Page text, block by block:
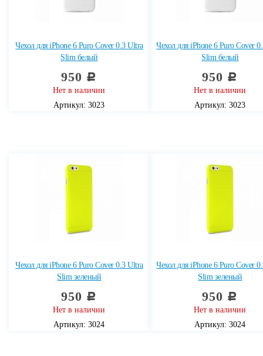
Чехол для iPhone 6 Puro Cover 0.3 Ultra
Slim белый
950 c
Нет в наличии
Артикул: 3023
Чехол для iPhone 6 Puro Cover
Slim белый
950 c
Нет в наличии
Артикул: 3023
Чехол для iPhone 6 Puro Cover 0.3 Ultra
Slim зеленый
950 c
Нет в наличии
Артикул: 3024
Чехол для iPhone 6 Puro Cover
Slim зеленый
950 c
Нет в наличии
Артикул: 3024